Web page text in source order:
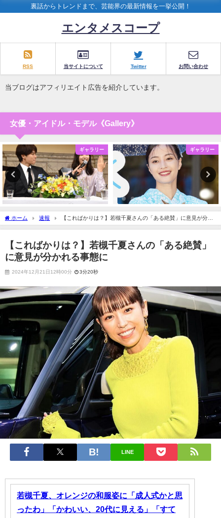
裏話からトレンドまで、芸能界の最新情報を一挙公開！
エンタメスコープ
RSS 当サイトについて Twitter お問い合わせ
当ブログはアフィリエイト広告を紹介しています。
女優・アイドル・モデル《Gallery》
ギャラリー ギャラリー
ホーム 速報
【こればかりは？】若槻千夏さんの「ある絶賛」に意見が分か
れる事態に
【こればかりは？】若槻千夏さんの「ある絶賛」
に意見が分かれる事態に
2024年12月21日12時00分 3分20秒
LINE
若槻千夏、オレンジの和服姿に「成人式かと思
ったわ」「かわいい、20代に見える」「すて